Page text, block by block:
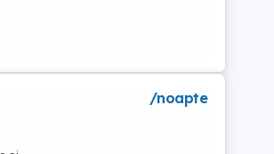
/noapte